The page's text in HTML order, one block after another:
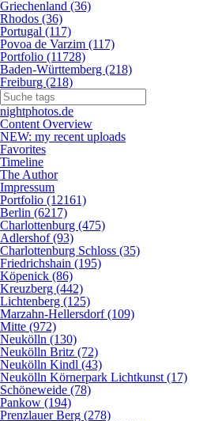
Griechenland (36)
Rhodos (36)
Portugal (117)
Povoa de Varzim (117)
Portfolio (11728)
Baden-Württemberg (218)
Freiburg (218)
nightphotos.de
Content Overview
NEW: my recent uploads
Favorites
Timeline
The Author
Impressum
Portfolio (12161)
Berlin (6217)
Charlottenburg (475)
Adlershof (93)
Charlottenburg Schloss (35)
Friedrichshain (195)
Köpenick (86)
Kreuzberg (442)
Lichtenberg (125)
Marzahn-Hellersdorf (109)
Mitte (972)
Neukölln (130)
Neukölln Britz (72)
Neukölln Kindl (43)
Neukölln Körnerpark Lichtkunst (17)
Schöneweide (78)
Pankow (194)
Prenzlauer Berg (278)